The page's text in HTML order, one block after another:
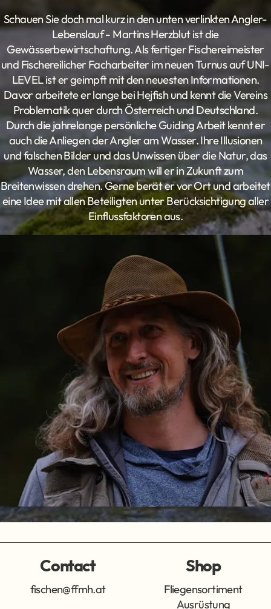
Schauen Sie doch mal kurz in den unten verlinkten Angler-
Lebenslauf - Martins Herzblut ist die
Gewässerbewirtschaftung. Als fertiger Fischereimeister
und Fischereilicher Facharbeiter im neuen Turnus auf UNI-
LEVEL ist er geimpft mit den neuesten Informationen.
Davor arbeitete er lange bei Hejfish und kennt die Vereins
Problematik quer durch Österreich und Deutschland.
Durch die jahrelange persönliche Guiding Arbeit kennt er
auch die Anliegen der Angler am Wasser. Ihre Illusionen
und falschen Bilder und das Unwissen über die Natur, das
Wasser, den Lebensraum will er in Zukunft zum
Breitenwissen drehen. Gerne berät er vor Ort und arbeitet
eine Idee mit allen Beteiligten unter Berücksichtigung aller
Einflussfaktoren aus.
Contact
fischen@ffmh.at
Shop
Fliegensortiment
Ausrüstung